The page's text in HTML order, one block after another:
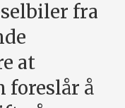
fra
at
foreslår å